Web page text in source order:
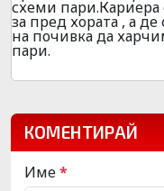
схеми пари.Кариера
за пред хората , а
на почивка да
пари.
КОМЕНТИРАЙ
Име*